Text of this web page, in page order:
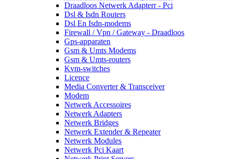
Draadloos Netwerk Adapterr - Pci
Dsl & Isdn Routers
Dsl En Isdn-modems
Firewall / Vpn / Gateway - Draadloos
Gps-apparaten
Gsm & Umts Modems
Gsm & Umts-routers
Kvm-switches
Licence
Media Converter & Transceiver
Modem
Netwerk Accessoires
Netwerk Adapters
Netwerk Bridges
Netwerk Extender & Repeater
Netwerk Modules
Netwerk Pci Kaart